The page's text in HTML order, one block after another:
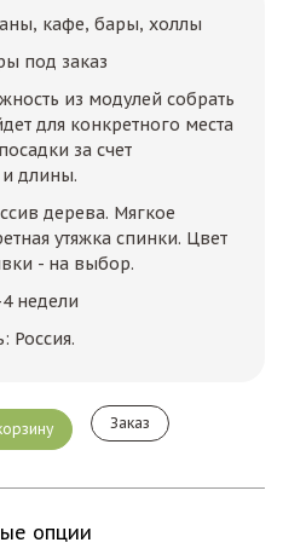
кафе, бары, холлы
под заказ
из модулей собрать
для конкретного места
за счет
длины.
дерева. Мягкое
утяжка спинки. Цвет
- на выбор.
недели
Россия.
Заказ
опции